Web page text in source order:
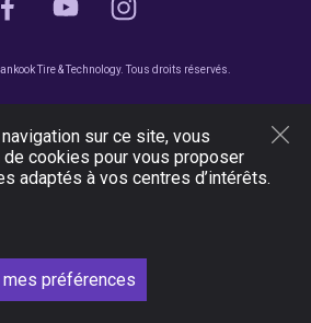
sur ce site, vous
cookies pour vous proposer
adaptés à vos centres d’intérêts.
mes préférences
Tire & Technology. Tous droits réservés.